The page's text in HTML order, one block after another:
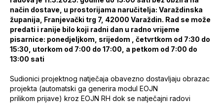
način dostave, u prostorijama naručitelja: Varaždinska
županija, Franjevački trg 7, 42000 Varaždin. Rad se može
predati i ranije bilo koji radni dan u radno vrijeme
pisarnice: ponedjeljkom, srijedom , četvrtkom od 7:30 do
15:30, utorkom od 7:00 do 17:00, a petkom od 7:00 do
13:00 sati
Sudionici projektnog natječaja obavezno dostavljaju obrazac
projekta (automatski ga generira modul EOJN
prilikom prijave) kroz EOJN RH dok se natječajni radovi